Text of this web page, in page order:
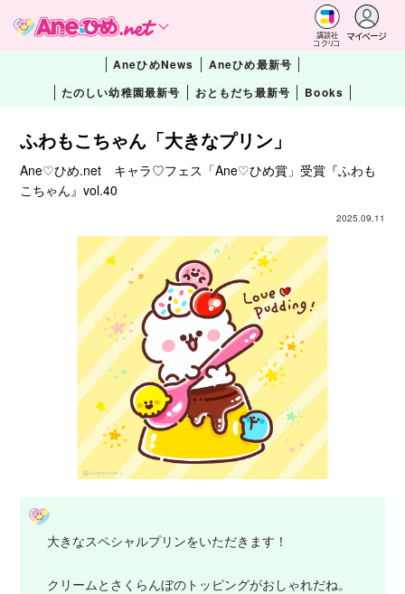
講談社
コクリコ
マイページ
AneひめNews
Aneひめ最新号
たのしい幼稚園最新号
おともだち最新号 Books
ふわもこちゃん「大きなプリン」
Ane♡ひめ.net キャラ♡フェス「Ane♡ひめ賞」受賞『ふわも
こちゃん』vol.40
2025.09.11
大きなスペシャルプリンをいただきます！
クリームとさくらんぼのトッピングがおしゃれだね。